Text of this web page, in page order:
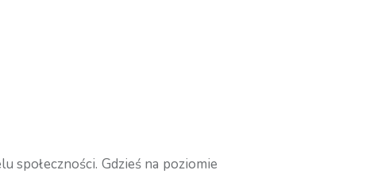
społeczności. Gdzieś na poziomie